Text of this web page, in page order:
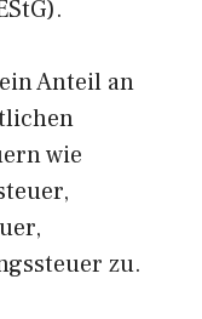
Anteil an
wie
zu.